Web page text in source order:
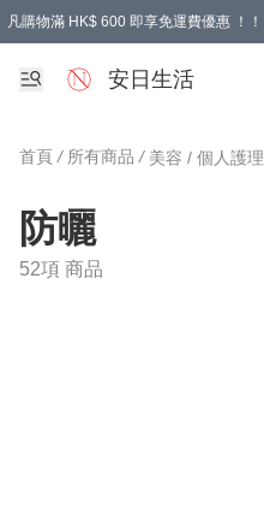
凡購物滿 HK$ 600 即享免運費優惠 ！！
安日生活
首頁 / 所有商品 / 美容 / 個人護理
防曬
52項 商品